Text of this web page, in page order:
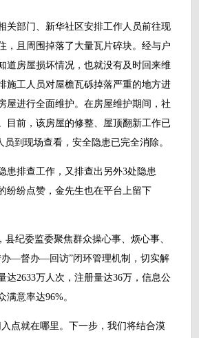
部门、新华社区安排工作人员前往现
，且周围掉落了大量瓦片碎块。经与户
道房屋损坏情况，也就没有及时回来维
施工人员对屋檐瓦砾掉落严重的地方进
屋进行全面维护。在房屋维护期间，社
目前，该房屋的修整、屋顶翻新工作已
到现场查看，安全隐患已完全消除。
排查工作，又排查出另外3处隐患
纷纷点赞，金先生也在平台上留下
纪委监委聚焦群众操心事、烦心事、
—督办—回访”闭环管理机制，切实解
2633万人次，注册量达36万，信息公
意率达96%。
就在哪里。下一步，我们将结合漠